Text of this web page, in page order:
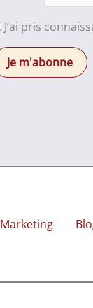
J’ai pris
Marketing